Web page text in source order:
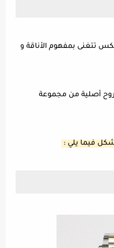
تتغنى بمفهوم الأناقة و
أصلية من مجموعة
فيما يلي :